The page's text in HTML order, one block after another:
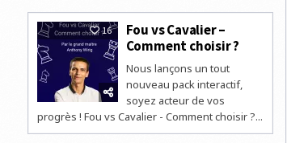
16
Fou vs Cavalier –
Comment choisir ?
Nous lançons un tout
nouveau pack interactif,
soyez acteur de vos
progrès ! Fou vs Cavalier - Comment choisir ?...